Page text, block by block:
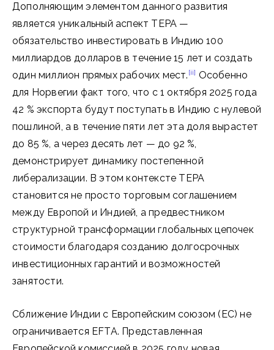
Дополняющим элементом данного развития
является уникальный аспект TEPA —
обязательство инвестировать в Индию 100
миллиардов долларов в течение 15 лет и создать
один миллион прямых рабочих мест. [ii] Особенно
для Норвегии факт того, что с 1 октября 2025 года
42 % экспорта будут поступать в Индию с нулевой
пошлиной, а в течение пяти лет эта доля вырастет
до 85 %, а через десять лет — до 92 %,
демонстрирует динамику постепенной
либерализации. В этом контексте TEPA
становится не просто торговым соглашением
между Европой и Индией, а предвестником
структурной трансформации глобальных цепочек
стоимости благодаря созданию долгосрочных
инвестиционных гарантий и возможностей
занятости.
Сближение Индии с Европейским союзом (ЕС) не
ограничивается EFTA. Представленная